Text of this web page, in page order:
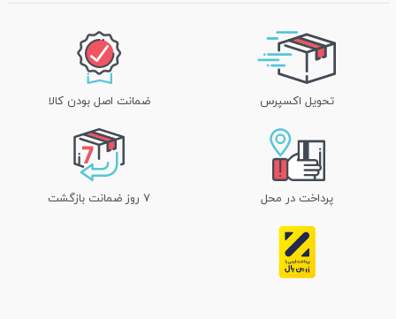
تحویل اکسپرس ضمانت اصل بودن کالا
پرداخت در محل ۷ روز ضمانت بازگشت